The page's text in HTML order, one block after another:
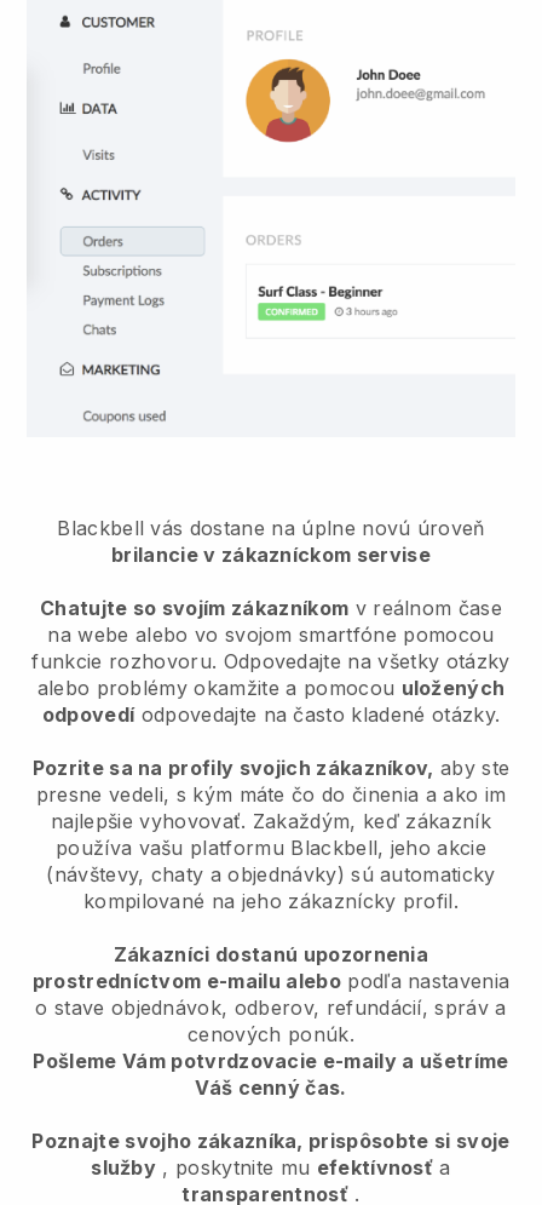
Blackbell vás dostane na úplne novú úroveň
brilancie v zákazníckom servise
Chatujte so svojím zákazníkom v reálnom čase
na webe alebo vo svojom smartfóne pomocou
funkcie rozhovoru. Odpovedajte na všetky otázky
alebo problémy okamžite a pomocou uložených
odpovedíodpovedajte na často kladené otázky.
Pozrite sa na profily svojich zákazníkov, aby ste
presne vedeli, s kým máte čo do činenia a ako im
najlepšie vyhovovať. Zakaždým, keď zákazník
používa vašu platformu Blackbell, jeho akcie
(návštevy, chaty a objednávky) sú automaticky
kompilované na jeho zákaznícky profil.
Zákazníci dostanú upozornenia
prostredníctvom e-mailu alebopodľa nastavenia
o stave objednávok, odberov, refundácií, správ a
cenových ponúk.
Pošleme Vám potvrdzovacie e-maily a ušetríme
Váš cenný čas.
Poznajte svojho zákazníka, prispôsobte si svoje
služby , poskytnite mu efektívnosť a
transparentnosť .